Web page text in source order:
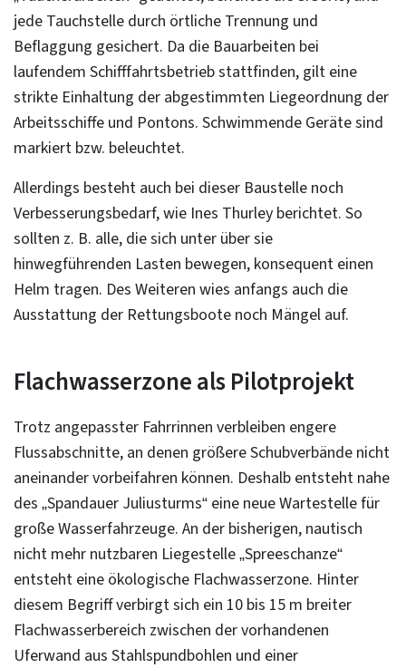
jede Tauchstelle durch örtliche Trennung und
Beflaggung gesichert. Da die Bauarbeiten bei
laufendem Schifffahrtsbetrieb stattfinden, gilt eine
strikte Einhaltung der abgestimmten Liegeordnung der
Arbeitsschiffe und Pontons. Schwimmende Geräte sind
markiert bzw. beleuchtet.
Allerdings besteht auch bei dieser Baustelle noch
Verbesserungsbedarf, wie Ines Thurley berichtet. So
sollten z. B. alle, die sich unter über sie
hinwegführenden Lasten bewegen, konsequent einen
Helm tragen. Des Weiteren wies anfangs auch die
Ausstattung der Rettungsboote noch Mängel auf.
Flachwasserzone als Pilotprojekt
Trotz angepasster Fahrrinnen verbleiben engere
Flussabschnitte, an denen größere Schubverbände nicht
aneinander vorbeifahren können. Deshalb entsteht nahe
des „Spandauer Juliusturms“ eine neue Wartestelle für
große Wasserfahrzeuge. An der bisherigen, nautisch
nicht mehr nutzbaren Liegestelle „Spreeschanze“
entsteht eine ökologische Flachwasserzone. Hinter
diesem Begriff verbirgt sich ein 10 bis 15 m breiter
Flachwasserbereich zwischen der vorhandenen
Uferwand aus Stahlspundbohlen und einer